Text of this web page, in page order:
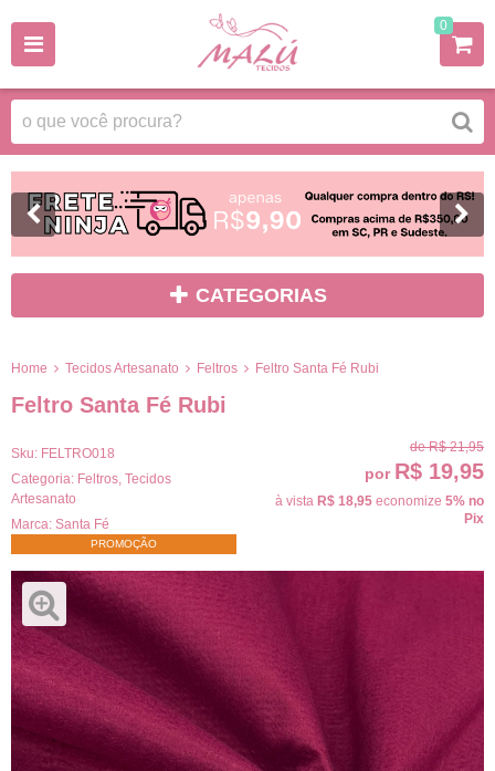
0
CATEGORIAS
Home Tecidos Artesanato Feltros Feltro Santa Fé Rubi
Feltro Santa Fé Rubi
Sku: FELTRO018
Categoria: Feltros Tecidos
Artesanato
Marca: Santa Fé
PROMOÇÃO
de R$ 21,95
por R$ 19,95
à vista R$ 18,95 economize 5% no
Pix